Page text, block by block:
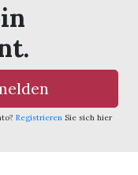
Registrieren Sie sich hier